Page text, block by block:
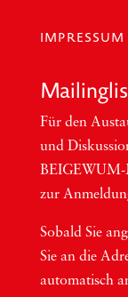
IMPRESSUM
Für den
und
BEI­GEWUM-
zur
Sobald Sie
Sie an die
auto­ma­tisch